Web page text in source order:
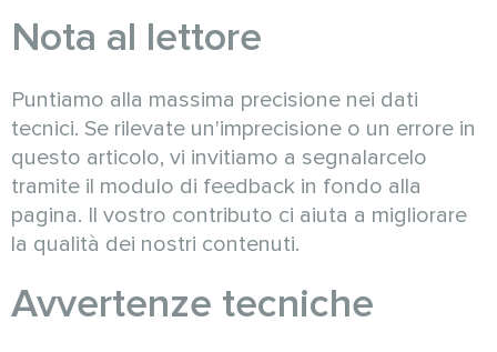
Nota al lettore
Puntiamo alla massima precisione nei dati
tecnici. Se rilevate un'imprecisione o un errore in
questo articolo, vi invitiamo a segnalarcelo
tramite il modulo di feedback in fondo alla
pagina. Il vostro contributo ci aiuta a migliorare
la qualità dei nostri contenuti.
Avvertenze tecniche